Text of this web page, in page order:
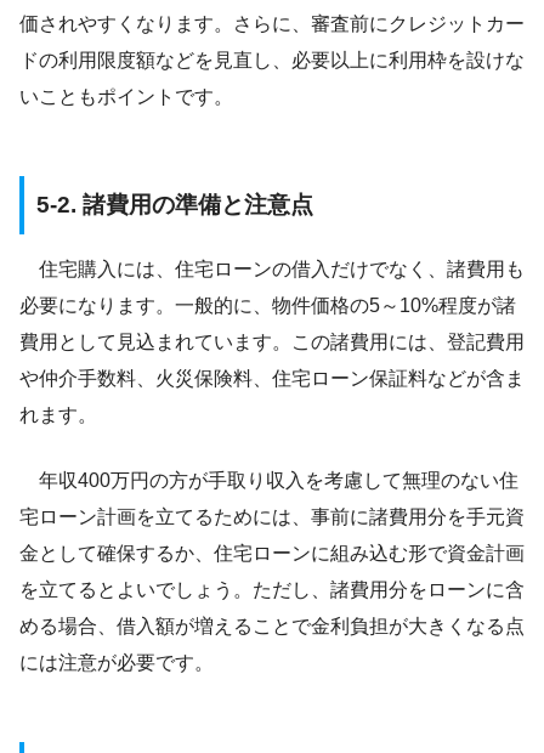
価されやすくなります。さらに、審査前にクレジットカー
ドの利用限度額などを見直し、必要以上に利用枠を設けな
いこともポイントです。
5-2. 諸費用の準備と注意点
住宅購入には、住宅ローンの借入だけでなく、諸費用も
必要になります。一般的に、物件価格の5～10%程度が諸
費用として見込まれています。この諸費用には、登記費用
や仲介手数料、火災保険料、住宅ローン保証料などが含ま
れます。
年収400万円の方が手取り収入を考慮して無理のない住
宅ローン計画を立てるためには、事前に諸費用分を手元資
金として確保するか、住宅ローンに組み込む形で資金計画
を立てるとよいでしょう。ただし、諸費用分をローンに含
める場合、借入額が増えることで金利負担が大きくなる点
には注意が必要です。